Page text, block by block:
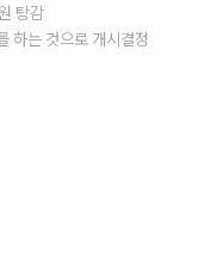
탕감
는 것으로 개시결정